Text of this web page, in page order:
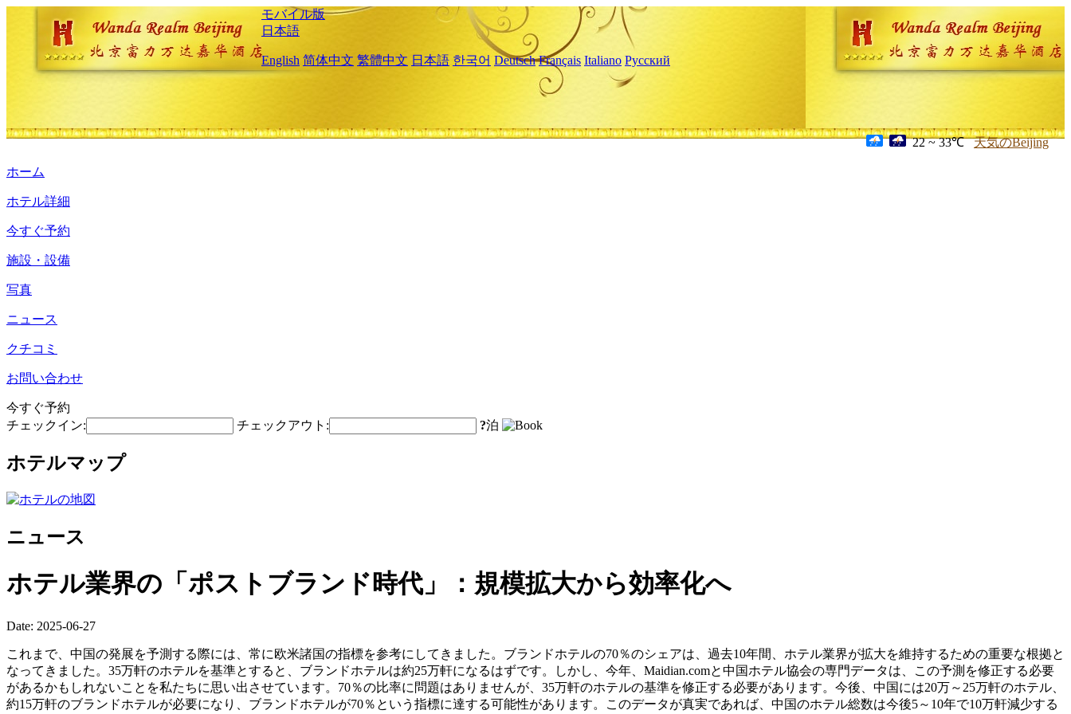
モバイル版
日本語
English 简体中文 繁體中文 日本語 한국어 Deutsch Français Italiano Русский
22 ~ 33℃ 天気のBeijing
ホーム
ホテル詳細
今すぐ予約
施設・設備
写真
ニュース
クチコミ
お問い合わせ
今すぐ予約
チェックイン:
チェックアウト: ?泊
ホテルマップ
ニュース
ホテル業界の「ポストブランド時代」：規模拡大から効率化へ
Date: 2025-06-27
これまで、中国の発展を予測する際には、常に欧米諸国の指標を参考にしてきました。ブランドホテルの70％のシェアは、過去10年間、ホテル業界が拡大を維持するための重要な根拠と
なってきました。35万軒のホテルを基準とすると、ブランドホテルは約25万軒になるはずです。しかし、今年、Maidian.comと中国ホテル協会の専門データは、この予測を修正する必要
があるかもしれないことを私たちに思い出させています。70％の比率に問題はありませんが、35万軒のホテルの基準を修正する必要があります。今後、中国には20万～25万軒のホテル、
約15万軒のブランドホテルが必要になり、ブランドホテルが70％という指標に達する可能性があります。このデータが真実であれば、中国のホテル総数は今後5～10年で10万軒減少する